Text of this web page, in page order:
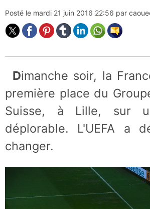
Posté le mardi 21 juin 2016 22:56 par
Dimanche soir, la France assurait la
première place du
Suisse, à Lille, sur
déplorable. L'UEFA a
changer.